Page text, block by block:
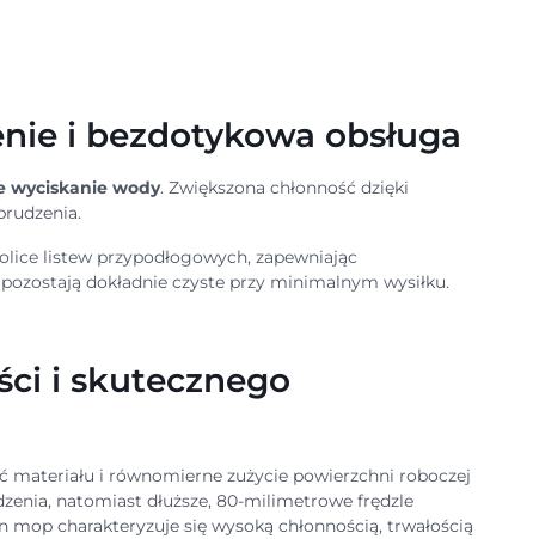
i bezdotykowa obsługa
wyciskanie wody. Zwiększona chłonność dzięki
listew przypodłogowych, zapewniając
dokładnie czyste przy minimalnym wysiłku.
i skutecznego
materiału i równomierne zużycie powierzchni roboczej
natomiast dłuższe, 80-milimetrowe frędzle
charakteryzuje się wysoką chłonnością, trwałością